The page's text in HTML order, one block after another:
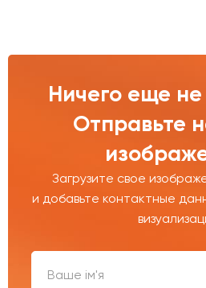
Ничего еще
Отправьте
Загрузите свое
и добавьте контактные